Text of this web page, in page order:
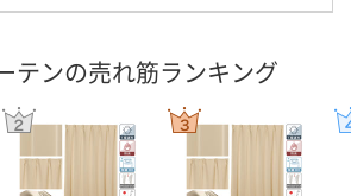
テンの売れ筋ランキング